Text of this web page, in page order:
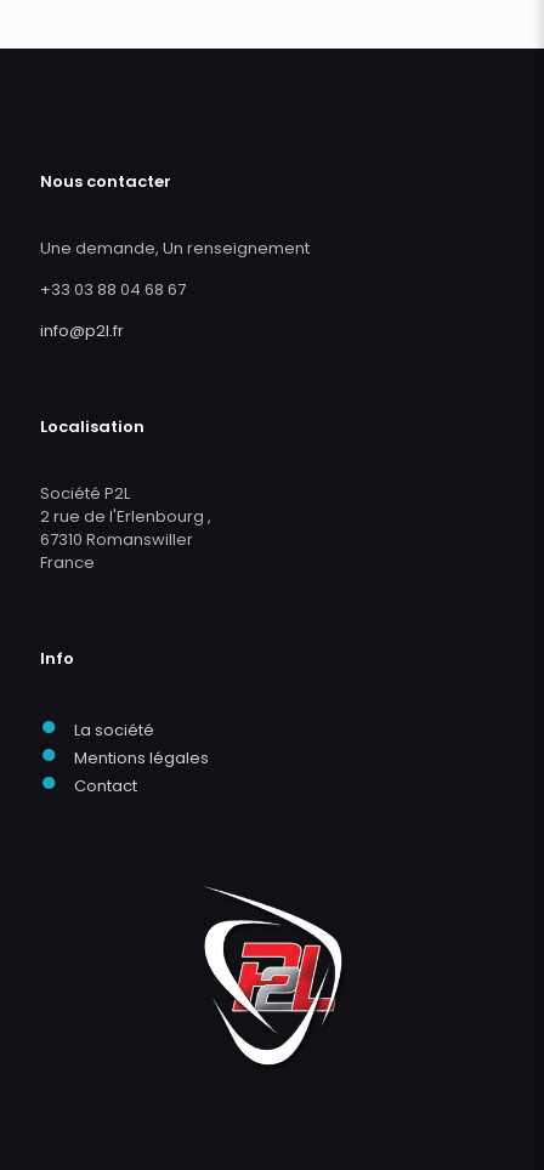
Nous contacter
Une demande, Un renseignement
+33 03 88 04 68 67
info@p2l.fr
Localisation
Société P2L
2 rue de l'Erlenbourg ,
67310 Romanswiller
France
Info
● La société
● Mentions légales
● Contact